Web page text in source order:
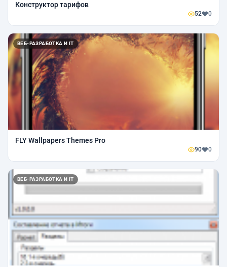
Конструктор тарифов
52 0
ВЕБ-РАЗРАБОТКА И IT
FLY Wallpapers Themes Pro
90 0
ВЕБ-РАЗРАБОТКА И IT